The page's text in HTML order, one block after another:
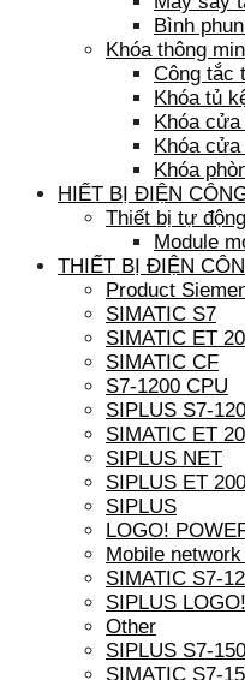
Bình
Khóa thông
Công tắc
Khóa tủ
Khóa
Khóa
Khóa
HIẾT BỊ ĐIỆN
Thiết bị tự
Module
THIẾT BỊ ĐIỆN
Product
SIMATIC S7
SIMATIC ET
SIMATIC CF
S7-1200 CPU
SIPLUS S7-
SIMATIC ET
SIPLUS NET
SIPLUS ET
SIPLUS
LOGO!
Mobile
SIMATIC S7-
SIPLUS LOGO!
Other
SIPLUS S7-
SIMATIC S7-